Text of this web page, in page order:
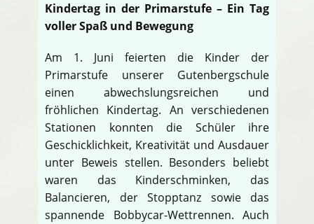
Kindertag in der Primarstufe – Ein Tag
voller Spaß und Bewegung
Am 1. Juni feierten die Kinder der
Primarstufe unserer Gutenbergschule
einen abwechslungsreichen und
fröhlichen Kindertag. An verschiedenen
Stationen konnten die Schüler ihre
Geschicklichkeit, Kreativität und Ausdauer
unter Beweis stellen. Besonders beliebt
waren das Kinderschminken, das
Balancieren, der Stopptanz sowie das
spannende Bobbycar-Wettrennen. Auch